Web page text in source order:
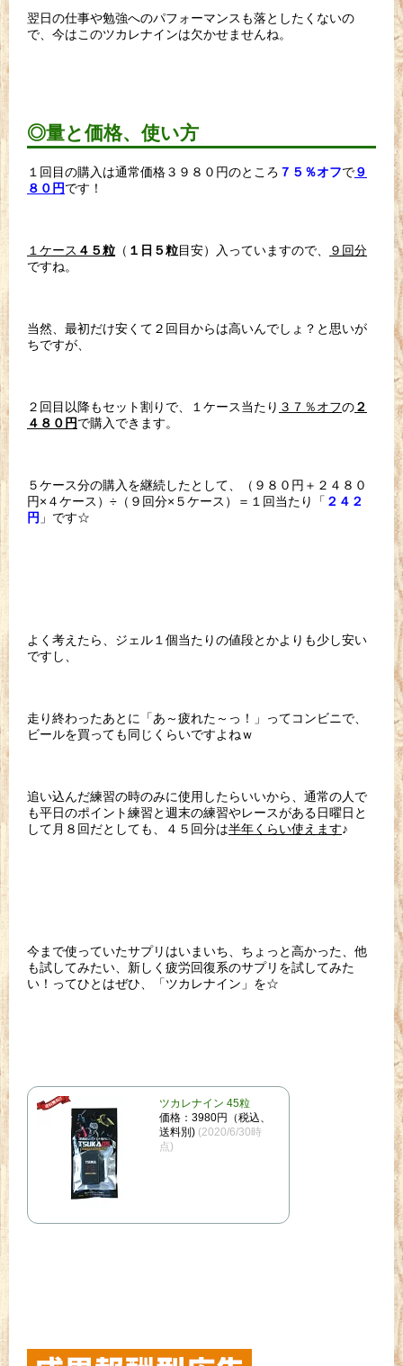
翌日の仕事や勉強へのパフォーマンスも落としたくないの
で、今はこのツカレナインは欠かせませんね。
◎量と価格、使い方
１回目の購入は通常価格３９８０円のところ ７５％オフで ９
８０円 です！
１ケース ４５粒 （ １日５粒目安）入っていますので、
９回分
ですね。
当然、最初だけ安くて２回目からは高いんでしょ？と思いが
ちですが、
２回目以降もセット割りで、１ケース当たり ３７％オフの ２
４８０円 で購入できます。
５ケース分の購入を継続したとして、（９８０円＋２４８０
円×４ケース）÷（９回分×５ケース）＝１回当たり「 ２４２
円 」です☆
よく考えたら、ジェル１個当たりの値段とかよりも少し安い
ですし、
走り終わったあとに「あ～疲れた～っ！」ってコンビニで、
ビールを買っても同じくらいですよねｗ
追い込んだ練習の時のみに使用したらいいから、通常の人で
も平日のポイント練習と週末の練習やレースがある日曜日と
して月８回だとしても、４５回分は半年くらい使えます♪
今まで使っていたサプリはいまいち、ちょっと高かった、他
も試してみたい、新しく疲労回復系のサプリを試してみた
い！ってひとはぜひ、「ツカレナイン」を☆
ツカレナイン 45粒
価格：3980円（税込、
送料別) (2020/6/30時
点)